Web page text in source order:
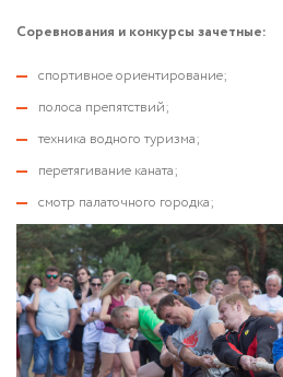
Соревнования и конкурсы зачетные:
спортивное ориентирование;
полоса препятствий;
техника водного туризма;
перетягивание каната;
смотр палаточного городка;